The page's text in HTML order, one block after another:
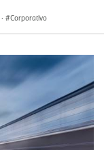
· Corporativo